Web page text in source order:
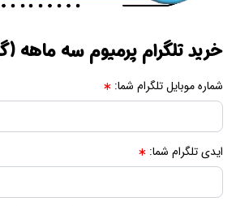
خرید تلگرام پرمیوم سه ماهه
شماره موبایل تلگرام شما:
ایدی تلگرام شما: